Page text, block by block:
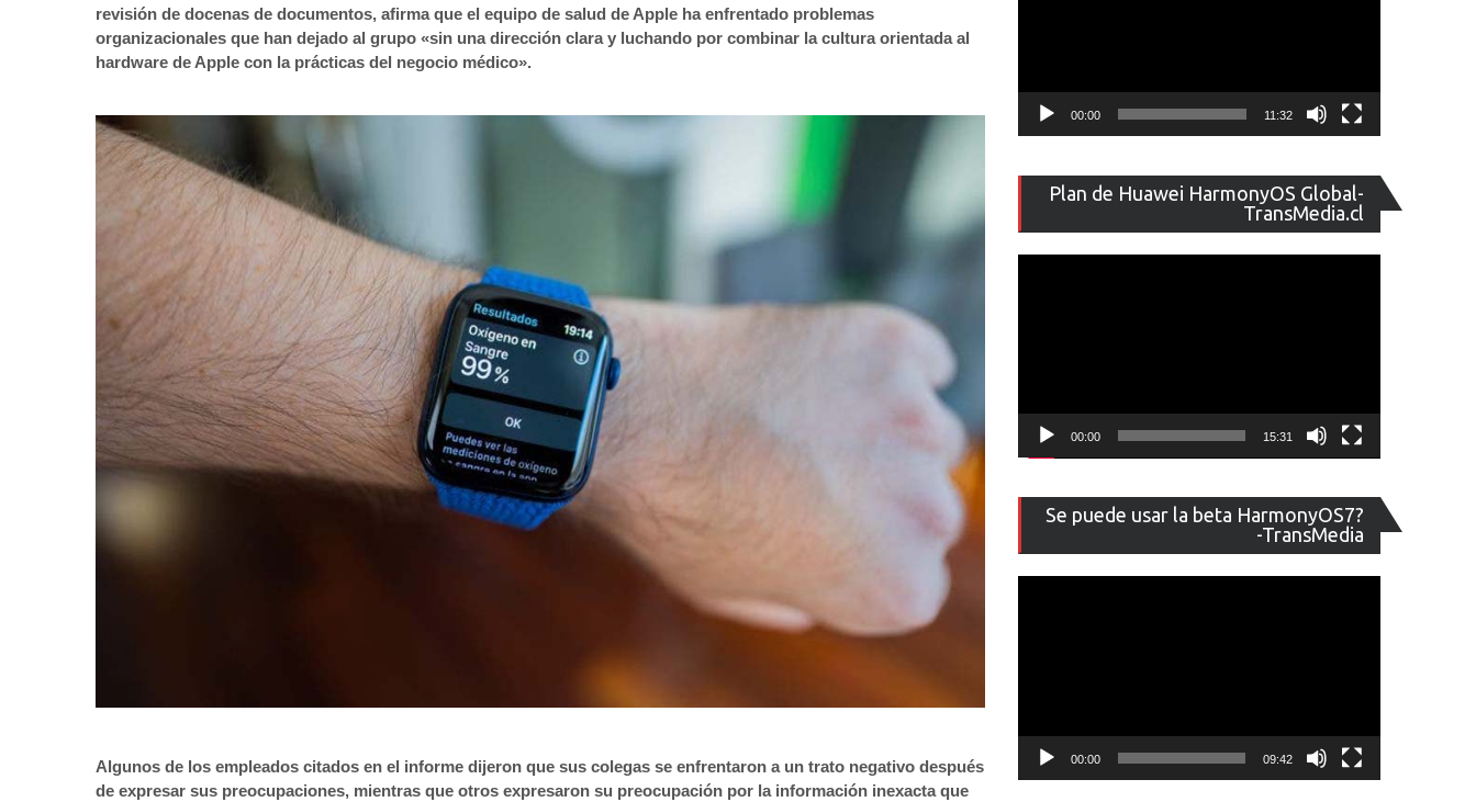
revisión de docenas de documentos, afirma que el equipo de salud de Apple ha enfrentado problemas
organizacionales que han dejado al grupo «sin una dirección clara y luchando por combinar la cultura orientada al
hardware de Apple con la prácticas del negocio médico».
Algunos de los empleados citados en el informe dijeron que sus colegas se enfrentaron a un trato negativo después
de expresar sus preocupaciones, mientras que otros expresaron su preocupación por la información inexacta que
00:00 11:32
Plan de Huawei HarmonyOS Global-
TransMedia.cl
de
vídeo
00:00 15:31
Se puede usar la beta HarmonyOS7?
-TransMedia
de
vídeo
00:00 09:42